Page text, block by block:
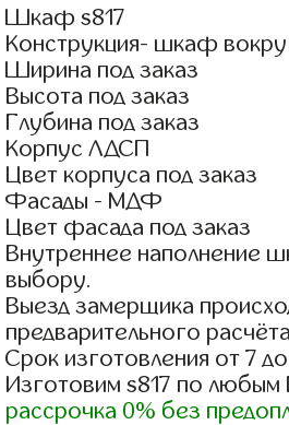
Шкаф s817
Конструкция- шкаф
Ширина под заказ
Высота под заказ
Глубина под заказ
Корпус ЛДСП
Цвет корпуса под заказ
Фасады - МДФ
Цвет фасада под заказ
Внутреннее наполнение
выбору.
Выезд замерщика
предварительного
Срок изготовления от 7
Изготовим s817 по
рассрочка 0% без